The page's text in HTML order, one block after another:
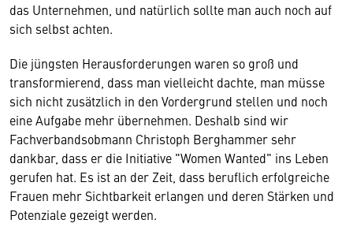
das Unternehmen, und natürlich sollte man auch noch auf
sich selbst achten.
Die jüngsten Herausforderungen waren so groß und
transformierend, dass man vielleicht dachte, man müsse
sich nicht zusätzlich in den Vordergrund stellen und noch
eine Aufgabe mehr übernehmen. Deshalb sind wir
Fachverbandsobmann Christoph Berghammer sehr
dankbar, dass er die Initiative "Women Wanted" ins Leben
gerufen hat. Es ist an der Zeit, dass beruflich erfolgreiche
Frauen mehr Sichtbarkeit erlangen und deren Stärken und
Potenziale gezeigt werden.